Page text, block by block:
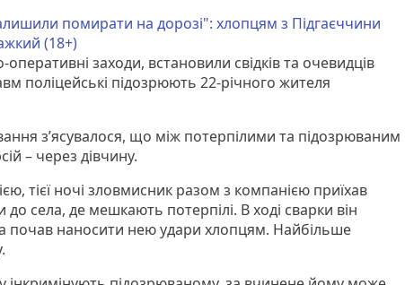
помирати на дорозі": хлопцям з Підгаєччини
(18+)
оперативні заходи, встановили свідків та очевидців
поліцейські підозрюють 22-річного жителя
з’ясувалося, що між потерпілими та підозрюваним
– через дівчину.
тієї ночі зловмисник разом з компанією приїхав
до села, де мешкають потерпілі. В ході сварки він
почав наносити нею удари хлопцям. Найбільше